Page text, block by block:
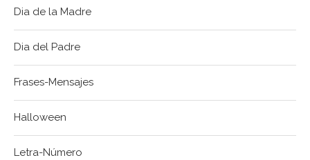
Dia de la Madre
Dia del Padre
Frases-Mensajes
Halloween
Letra-Número